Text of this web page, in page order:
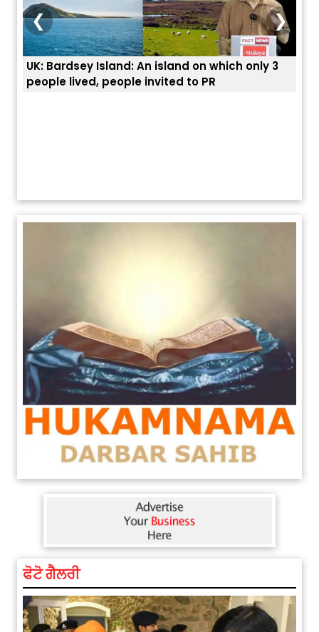
UK: Bardsey Island: An island on which only 3
people lived, people invited to PR
❮ ❯
ਫੋਟੋ ਗੈਲਰੀ